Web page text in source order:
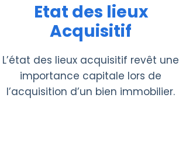
Etat des lieux
Acquisitif
L’état des lieux acquisitif revêt une
importance capitale lors de
l’acquisition d’un bien immobilier.